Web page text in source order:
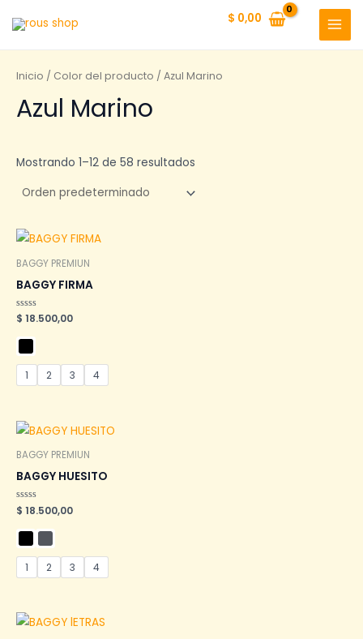
contenido
$ 0,00
MAIN
Inicio / Color del producto / Azul Marino
Azul Marino
Mostrando 1–12 de 58 resultados
BAGGY PREMIUN
BAGGY FIRMA
Valorado
en
0
de
5
$ 18.500,00
1 2 3 4
BAGGY PREMIUN
BAGGY HUESITO
Valorado
en
0
de
5
$ 18.500,00
1 2 3 4